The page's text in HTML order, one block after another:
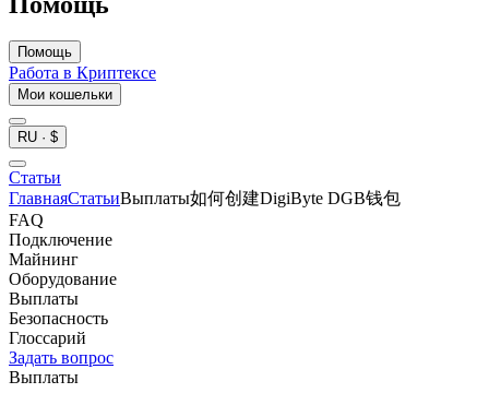
Помощь
Работа в Криптексе
Мои кошельки
RU · $
Статьи
ГлавнаяСтатьиВыплаты如何创建DigiByte DGB钱包
FAQ
Подключение
Майнинг
Оборудование
Выплаты
Безопасность
Глоссарий
Задать вопрос
Выплаты